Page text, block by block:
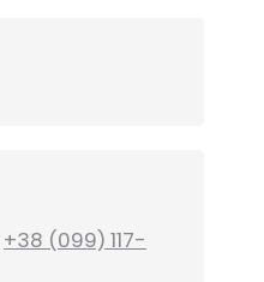
+38 (099) 117-